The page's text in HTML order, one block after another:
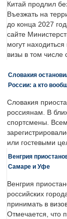
Китай продлил
Въезжать на
до конца 2027
сайте
могут
визы в том числе
Словакия
России: а кто
Словакия
россиянам. В
спортсмены.
или гостевыми
Венгрия
Самаре и Уфе
Венгрия
российских
принимать в
Отмечается, что